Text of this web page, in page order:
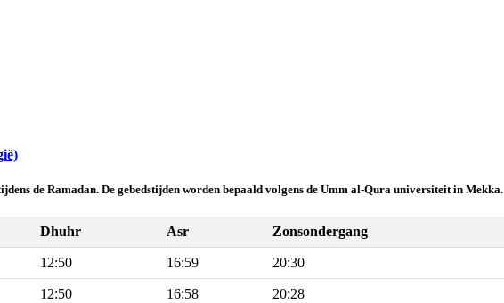
de Ramadan. De gebedstijden worden bepaald volgens de Umm al-Qura universiteit in Mekka.
Dhuhr Asr Zonsondergang
12:50 16:59 20:30
12:50 16:58 20:28